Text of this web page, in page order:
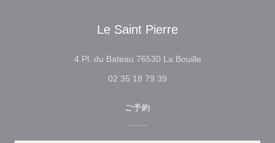
Le Saint Pierre
4 Pl. du Bateau 76530 La Bouille((新しいウィンド
02 35 18 79 39
ご予約